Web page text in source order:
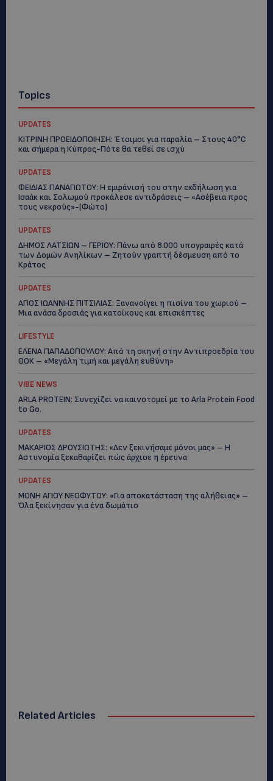
Topics
UPDATES
ΚΙΤΡΙΝΗ ΠΡΟΕΙΔΟΠΟΙΗΣΗ: Έτοιμοι για παραλία – Στους 40°C
και σήμερα η Κύπρος-Πότε θα τεθεί σε ισχύ
UPDATES
ΦΕΙΔΙΑΣ ΠΑΝΑΓΙΩΤΟΥ: Η εμφάνισή του στην εκδήλωση για
Ισαάκ και Σολωμού προκάλεσε αντιδράσεις – «Ασέβεια προς
τους νεκρούς»-(Φώτο)
UPDATES
ΔΗΜΟΣ ΛΑΤΣΙΩΝ – ΓΕΡΙΟΥ: Πάνω από 8.000 υπογραφές κατά
των Δομών Ανηλίκων – Ζητούν γραπτή δέσμευση από το
Κράτος
UPDATES
ΑΓΙΟΣ ΙΩΑΝΝΗΣ ΠΙΤΣΙΛΙΑΣ: Ξανανοίγει η πισίνα του χωριού –
Μια ανάσα δροσιάς για κατοίκους και επισκέπτες
LIFESTYLE
ΕΛΕΝΑ ΠΑΠΑΔΟΠΟΥΛΟΥ: Από τη σκηνή στην Αντιπροεδρία του
ΘΟΚ – «Μεγάλη τιμή και μεγάλη ευθύνη»
VIBE NEWS
ARLA PROTEIN: Συνεχίζει να καινοτομεί με το Arla Protein Food
to Go.
UPDATES
ΜΑΚΑΡΙΟΣ ΔΡΟΥΣΙΩΤΗΣ: «Δεν ξεκινήσαμε μόνοι μας» – Η
Αστυνομία ξεκαθαρίζει πώς άρχισε η έρευνα
UPDATES
ΜΟΝΗ ΑΓΙΟΥ ΝΕΟΦΥΤΟΥ: «Για αποκατάσταση της αλήθειας» –
Όλα ξεκίνησαν για ένα δωμάτιο
Related Articles